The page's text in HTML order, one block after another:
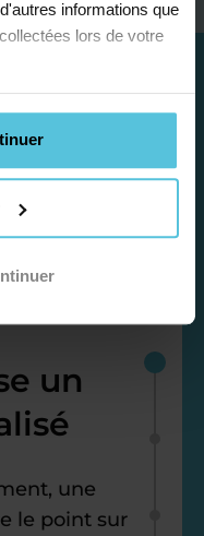
informations que
lors de votre
un
une
le point sur